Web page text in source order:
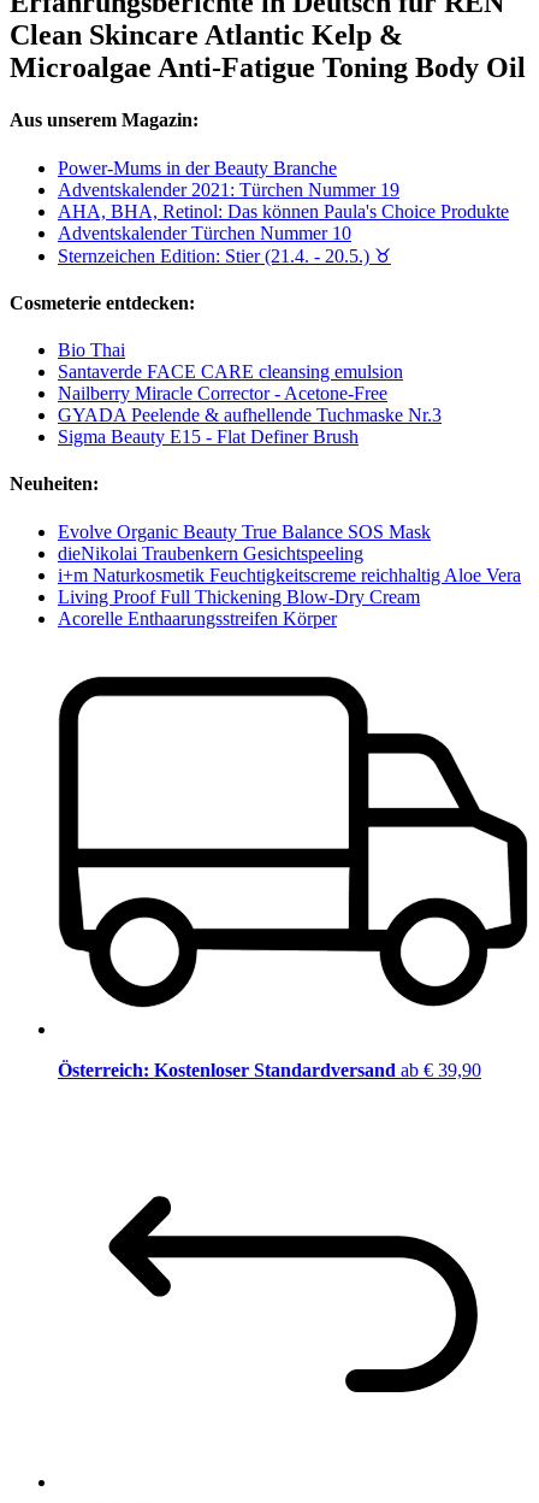
Clean Skincare Atlantic Kelp &
Microalgae Anti-Fatigue Toning Body Oil
Aus unserem Magazin:
Power-Mums in der Beauty Branche
Adventskalender 2021: Türchen Nummer 19
AHA, BHA, Retinol: Das können Paula's Choice Produkte
Adventskalender Türchen Nummer 10
Sternzeichen Edition: Stier (21.4. - 20.5.) ♉︎
Cosmeterie entdecken:
Bio Thai
Santaverde FACE CARE cleansing emulsion
Nailberry Miracle Corrector - Acetone-Free
GYADA Peelende & aufhellende Tuchmaske Nr.3
Sigma Beauty E15 - Flat Definer Brush
Neuheiten:
Evolve Organic Beauty True Balance SOS Mask
dieNikolai Traubenkern Gesichtspeeling
i+m Naturkosmetik Feuchtigkeitscreme reichhaltig Aloe Vera
Living Proof Full Thickening Blow-Dry Cream
Acorelle Enthaarungsstreifen Körper
Österreich: Kostenloser Standardversand ab € 39,90